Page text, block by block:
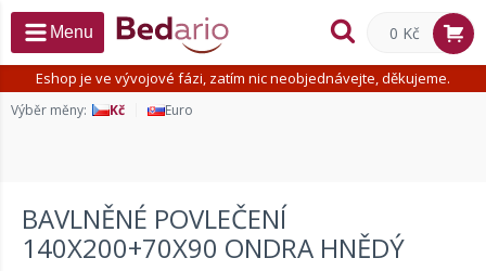
Eshop je ve vývojové fázi, zatím nic neobjednávejte, děkujeme.
Výběr měny: Kč Euro
Menu 0 Kč
BAVLNĚNÉ POVLEČENÍ
140X200+70X90 ONDRA HNĚDÝ